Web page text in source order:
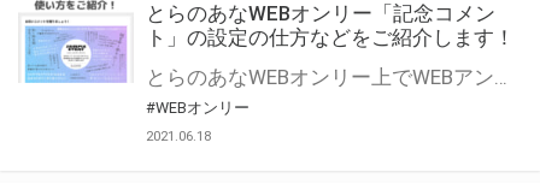
とらのあなWEBオンリー「記念コメン
ト」の設定の仕方などをご紹介します！
とらのあなWEBオンリー上でWEBアンソロジーが作成できる「記念コメント」について、その使い方や作成手順を解説します！ 支援タイプを「サークル参加型」「サークル参加型・マルシェ(イベント会場)機能付き」でお申し込みいただいている主催者様はぜひご活用ください♪ とらのあなWEBオンリーサイトはこちら
#WEBオンリー
2021.06.18